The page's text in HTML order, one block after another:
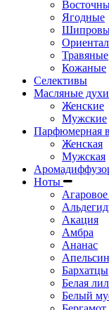
Ягодные
Травяные
Кожаные
Селективы
Масляные духи
Женские
Мужские
Парфюмерная
Женская
Мужская
Ноты
Акация
Амбра
Ананас
Апельсин
Бархатцы
Белая
Белый